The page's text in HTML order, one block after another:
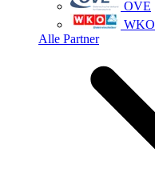
OVE
WKO
Alle Partner